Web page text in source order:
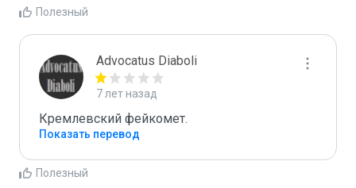
Полезный
Advocatus Diaboli
7 лет назад
Кремлевский фейкомет.
Показать перевод
Полезный